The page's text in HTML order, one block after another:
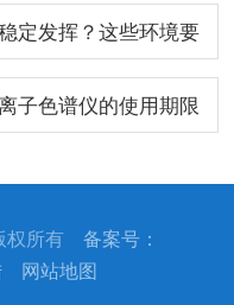
定发挥？这些环境要
子色谱仪的使用期限
权所有备案号：
网站地图